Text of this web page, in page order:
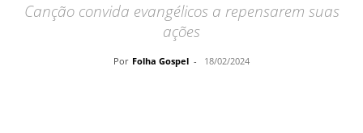
Canção convida evangélicos a repensarem suas
ações
Por Folha Gospel - 18/02/2024